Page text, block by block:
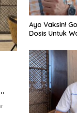
Ayo Vaksin!
Dosis Untuk